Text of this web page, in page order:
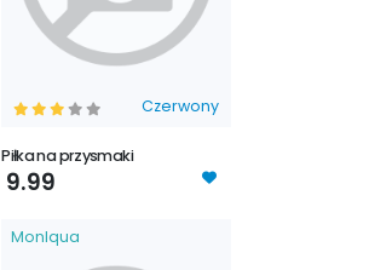
Czerwony
Piłka na przysmaki
9.99
MonIqua